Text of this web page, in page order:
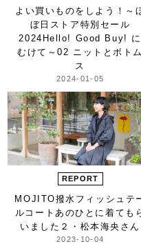
よい買いものをしよう！ ～
ぼ日ストア特別セール
2024 Hello! Good Buy! に
むけて～02 ニットとボトム
ス
2024-01-05
REPORT
MOJITO撥水フィッシュテ
ルコート あのひとに 着ても
いました ２・松本海央さん
2023-10-04